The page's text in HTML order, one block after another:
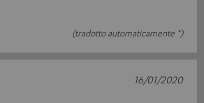
(tradotto automaticamente *)
16/01/2020